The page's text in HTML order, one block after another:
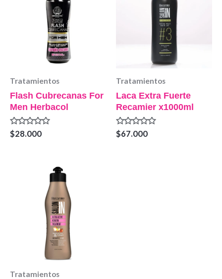
Tratamientos
Flash Cubrecanas For
Men Herbacol
Valorado
en
$28.000
Tratamientos
Laca Extra Fuerte
Recamier x1000ml
Valorado
en
$67.000
Tratamientos